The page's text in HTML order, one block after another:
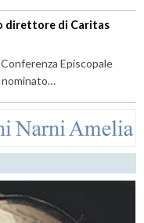
direttore di Caritas
Episcopale
nominato…